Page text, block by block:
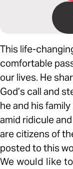
This life-
comfortable
our lives. He
God’s call and
he and his
amid ridicule
are citizens of
posted to this
We would like